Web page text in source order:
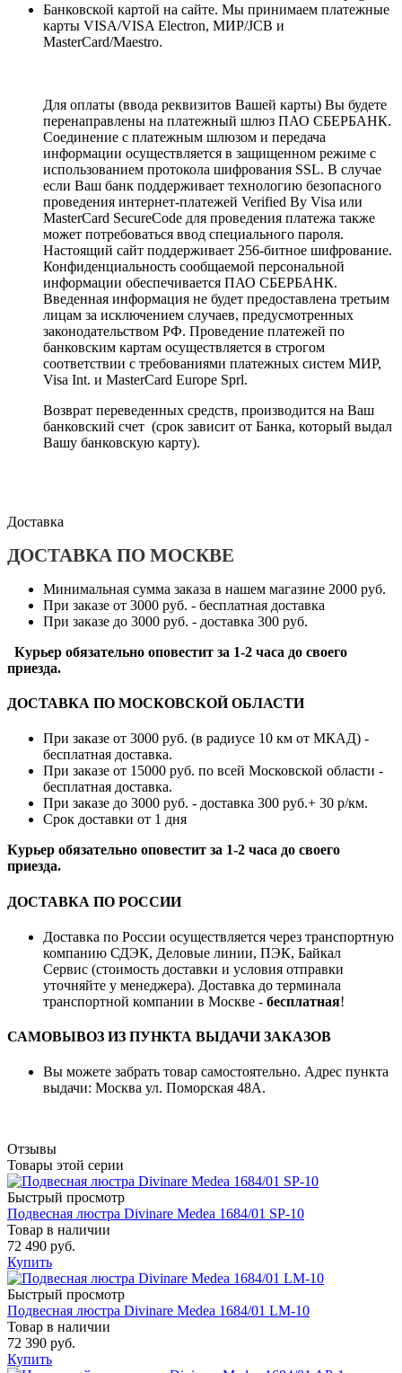
Банковской картой на сайте. Мы принимаем платежные
карты VISA/VISA Electron, МИР/JCB и
MasterCard/Maestro.
Для оплаты (ввода реквизитов Вашей карты) Вы будете
перенаправлены на платежный шлюз ПАО СБЕРБАНК.
Соединение с платежным шлюзом и передача
информации осуществляется в защищенном режиме с
использованием протокола шифрования SSL. В случае
если Ваш банк поддерживает технологию безопасного
проведения интернет-платежей Verified By Visa или
MasterCard SecureCode для проведения платежа также
может потребоваться ввод специального пароля.
Настоящий сайт поддерживает 256-битное шифрование.
Конфиденциальность сообщаемой персональной
информации обеспечивается ПАО СБЕРБАНК.
Введенная информация не будет предоставлена третьим
лицам за исключением случаев, предусмотренных
законодательством РФ. Проведение платежей по
банковским картам осуществляется в строгом
соответствии с требованиями платежных систем МИР,
Visa Int. и MasterCard Europe Sprl.
Возврат переведенных средств, производится на Ваш
банковский счет (срок зависит от Банка, который выдал
Вашу банковскую карту).
Доставка
ДОСТАВКА ПО МОСКВЕ
Минимальная сумма заказа в нашем магазине 2000 руб.
При заказе от 3000 руб. - бесплатная доставка
При заказе до 3000 руб. - доставка 300 руб.
Курьер обязательно оповестит за 1-2 часа до своего
приезда.
ДОСТАВКА ПО МОСКОВСКОЙ ОБЛАСТИ
При заказе от 3000 руб. (в радиусе 10 км от МКАД) -
бесплатная доставка.
При заказе от 15000 руб. по всей Московской области -
бесплатная доставка.
При заказе до 3000 руб. - доставка 300 руб.+ 30 р/км.
Срок доставки от 1 дня
Курьер обязательно оповестит за 1-2 часа до своего
приезда.
ДОСТАВКА ПО РОССИИ
Доставка по России осуществляется через транспортную
компанию СДЭК, Деловые линии, ПЭК, Байкал
Сервис (стоимость доставки и условия отправки
уточняйте у менеджера). Доставка до терминала
транспортной компании в Москве - бесплатная!
САМОВЫВОЗ ИЗ ПУНКТА ВЫДАЧИ ЗАКАЗОВ
Вы можете забрать товар самостоятельно. Адрес пункта
выдачи: Москва ул. Поморская 48А.
Отзывы
Товары этой серии
Быстрый просмотр
Подвесная люстра Divinare Medea 1684/01 SP-10
Товар в наличии
72 490 руб.
Купить
Быстрый просмотр
Подвесная люстра Divinare Medea 1684/01 LM-10
Товар в наличии
72 390 руб.
Купить